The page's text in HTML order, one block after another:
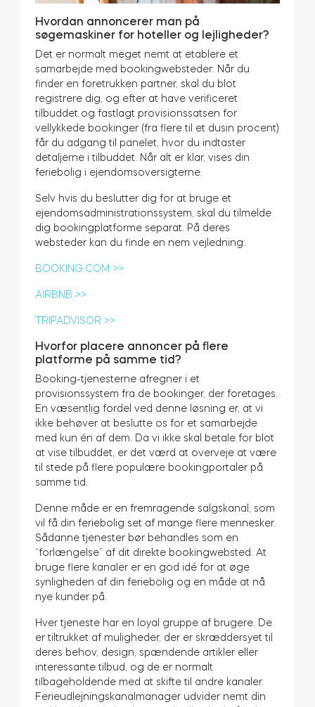
Hvordan annoncerer man på
søgemaskiner for hoteller og lejligheder?
Det er normalt meget nemt at etablere et
samarbejde med bookingwebsteder: Når du
finder en foretrukken partner, skal du blot
registrere dig, og efter at have verificeret
tilbuddet og fastlagt provisionssatsen for
vellykkede bookinger (fra flere til et dusin procent)
får du adgang til panelet, hvor du indtaster
detaljerne i tilbuddet. Når alt er klar, vises din
feriebolig i ejendomsoversigterne.
Selv hvis du beslutter dig for at bruge et
ejendomsadministrationssystem, skal du tilmelde
dig bookingplatforme separat. På deres
websteder kan du finde en nem vejledning:
BOOKING.COM >>
AIRBNB >>
TRIPADVISOR >>
Hvorfor placere annoncer på flere
platforme på samme tid?
Booking-tjenesterne afregner i et
provisionssystem fra de bookinger, der foretages.
En væsentlig fordel ved denne løsning er, at vi
ikke behøver at beslutte os for et samarbejde
med kun én af dem. Da vi ikke skal betale for blot
at vise tilbuddet, er det værd at overveje at være
til stede på flere populære bookingportaler på
samme tid.
Denne måde er en fremragende salgskanal, som
vil få din feriebolig set af mange flere mennesker.
Sådanne tjenester bør behandles som en
“forlængelse” af dit direkte bookingwebsted. At
bruge flere kanaler er en god idé for at øge
synligheden af din feriebolig og en måde at nå
nye kunder på.
Hver tjeneste har en loyal gruppe af brugere. De
er tiltrukket af muligheder, der er skræddersyet til
deres behov, design, spændende artikler eller
interessante tilbud, og de er normalt
tilbageholdende med at skifte til andre kanaler.
Ferieudlejningskanalmanager udvider nemt din